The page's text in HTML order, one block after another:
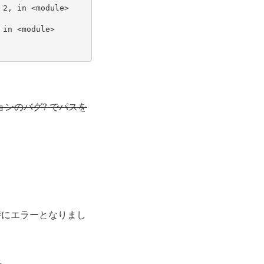
2, in <module>
in <module>
ンのバグ? でパスを
エラーとなりまし